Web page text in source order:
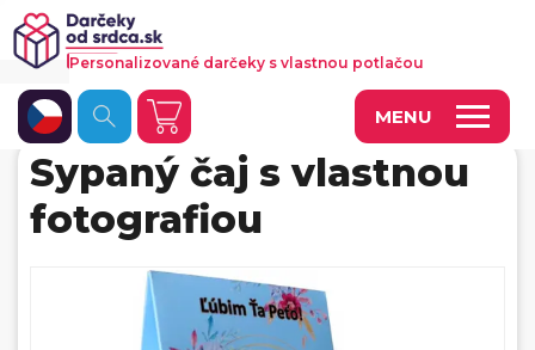
MENU
Fotoobrazy a dekorácie
Hrnčeky a keramika
Fotoknihy a fotozošity
Personalizované darčeky s vlastnou potlačou
Sypaný čaj s vlastnou
fotografiou